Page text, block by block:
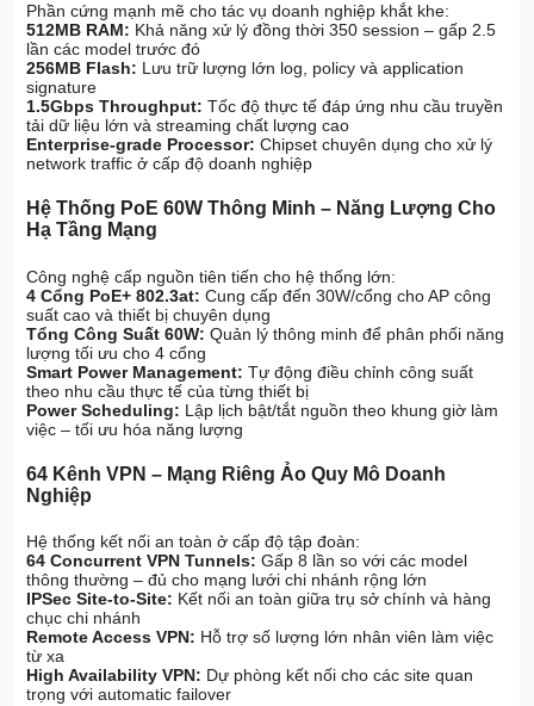
Phần cứng mạnh mẽ cho tác vụ doanh nghiệp khắt khe:
512MB RAM: Khả năng xử lý đồng thời 350 session – gấp 2.5
lần các model trước đó
256MB Flash: Lưu trữ lượng lớn log, policy và application
signature
1.5Gbps Throughput: Tốc độ thực tế đáp ứng nhu cầu truyền
tải dữ liệu lớn và streaming chất lượng cao
Enterprise-grade Processor: Chipset chuyên dụng cho xử lý
network traffic ở cấp độ doanh nghiệp
Hệ Thống PoE 60W Thông Minh – Năng Lượng Cho
Hạ Tầng Mạng
Công nghệ cấp nguồn tiên tiến cho hệ thống lớn:
4 Cổng PoE+ 802.3at: Cung cấp đến 30W/cổng cho AP công
suất cao và thiết bị chuyên dụng
Tổng Công Suất 60W: Quản lý thông minh để phân phối năng
lượng tối ưu cho 4 cổng
Smart Power Management: Tự động điều chỉnh công suất
theo nhu cầu thực tế của từng thiết bị
Power Scheduling: Lập lịch bật/tắt nguồn theo khung giờ làm
việc – tối ưu hóa năng lượng
64 Kênh VPN – Mạng Riêng Ảo Quy Mô Doanh
Nghiệp
Hệ thống kết nối an toàn ở cấp độ tập đoàn:
64 Concurrent VPN Tunnels: Gấp 8 lần so với các model
thông thường – đủ cho mạng lưới chi nhánh rộng lớn
IPSec Site-to-Site: Kết nối an toàn giữa trụ sở chính và hàng
chục chi nhánh
Remote Access VPN: Hỗ trợ số lượng lớn nhân viên làm việc
từ xa
High Availability VPN: Dự phòng kết nối cho các site quan
trọng với automatic failover